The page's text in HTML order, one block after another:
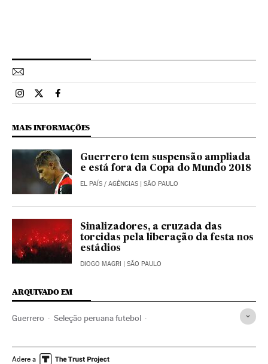
Esportes El País Brasil en Instagram
Esportes El País Brasil en Twitter
Esportes El País Brasil en Facebook
MAIS INFORMAÇÕES
Guerrero tem suspensão ampliada
e está fora da Copa do Mundo 2018
EL PAÍS / AGÊNCIAS | SÃO PAULO
Sinalizadores, a cruzada das
torcidas pela liberação da festa nos
estádios
DIOGO MAGRI | SÃO PAULO
ARQUIVADO EM
Guerrero Seleção peruana futebol
Peru Seleções esportivas
Adere a